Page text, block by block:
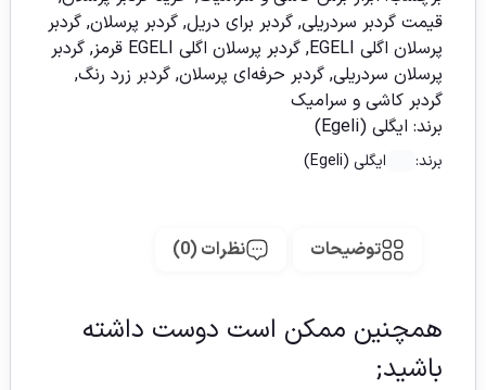
قیمت گردبر سردریلی, گردبر برای دریل, گردبر پرسلان, گردبر
پرسلان اگلی EGELI
, گردبر پرسلان اگلی EGELI قرمز , گردبر
پرسلان سردریلی, گردبر حرفه‌ای پرسلان, گردبر زرد رنگ,
گردبر کاشی و سرامیک
برند: ایگلی (Egeli)
برند: ایگلی (Egeli)
توضیحات نظرات (0)
همچنین ممکن است دوست داشته
باشید;